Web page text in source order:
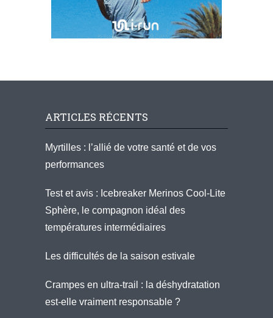
ARTICLES RÉCENTS
Myrtilles : l’allié de votre santé et de vos
performances
Test et avis : Icebreaker Merinos Cool-Lite
Sphère, le compagnon idéal des
températures intermédiaires
Les difficultés de la saison estivale
Crampes en ultra-trail : la déshydratation
est-elle vraiment responsable ?